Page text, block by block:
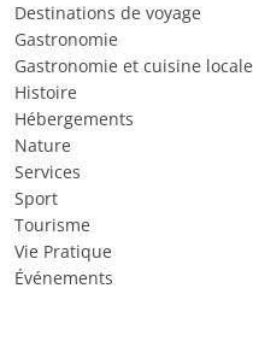
Destinations de voyage
Gastronomie
Gastronomie et cuisine locale
Histoire
Hébergements
Nature
Services
Sport
Tourisme
Vie Pratique
Événements